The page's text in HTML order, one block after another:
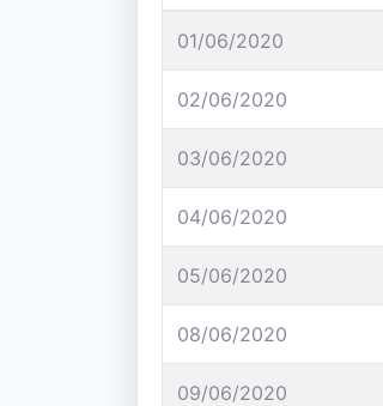
01/06/2020
02/06/2020
03/06/2020
04/06/2020
05/06/2020
08/06/2020
09/06/2020